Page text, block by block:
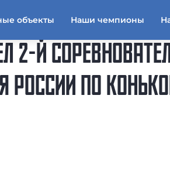
объекты Наши чемпионы
2-Й
РОССИИ ПО